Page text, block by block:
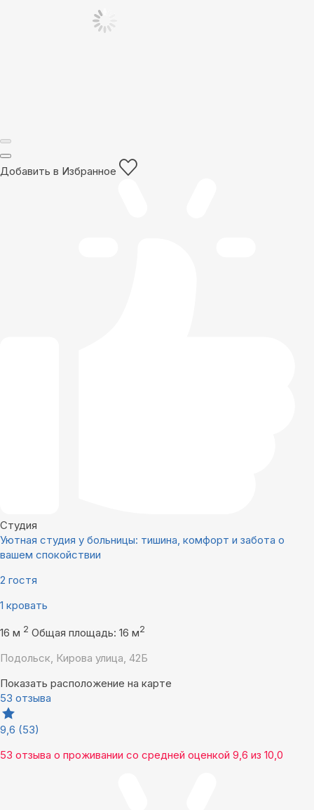
Добавить в Избранное
Студия
Уютная студия у больницы: тишина, комфорт и забота о
вашем спокойствии
2 гостя
1 кровать
16 м 2 Общая площадь: 16 м2
Подольск, Кирова улица, 42Б
Показать расположение на карте
53 отзыва
9,6 (53)
53 отзыва о проживании со средней оценкой 9,6 из 10,0